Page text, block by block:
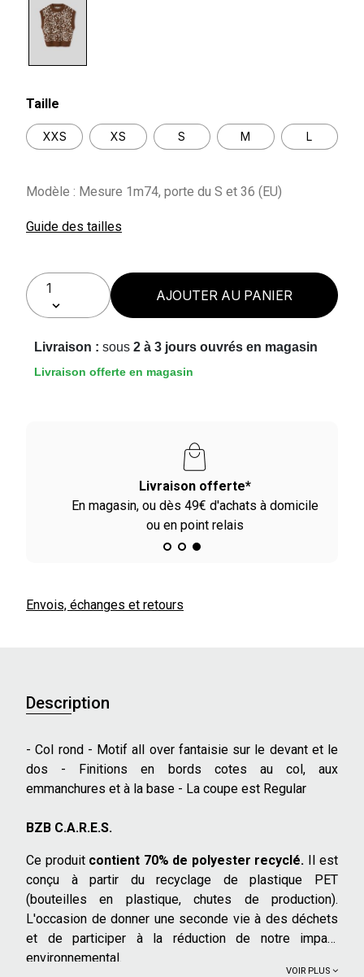
Taille
XXS XS S M L
Modèle : Mesure 1m74, porte du S et 36 (EU)
Guide des tailles
AJOUTER AU PANIER
Livraison : sous 2 à 3 jours ouvrés en magasin
Livraison offerte en magasin
Paiement en 2X - 3X - 4X
Avec Paypal et dès 60€ avec Alma
Envois, échanges et retours
Description
- Col rond - Motif all over fantaisie sur le devant et le
dos - Finitions en bords cotes au col, aux
emmanchures et à la base - La coupe est Regular
BZB C.A.R.E.S.
Ce produit contient 70% de polyester recyclé. Il est
conçu à partir du recyclage de plastique PET
(bouteilles en plastique, chutes de production).
L'occasion de donner une seconde vie à des déchets
et de participer à la réduction de notre impact
environnemental.
VOIR PLUS